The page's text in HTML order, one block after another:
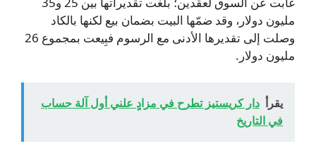
مليون دولار، وقد ضمّها البيت بضمان بيع لكنها بالكاد
وصلت إلى تقديرها الأدنى مع الرسوم فبِيعت بمجموع 26
مليون دولار.
يقرأ دار كريستيز تطرح في مزادٍ علني أول آلة حساب
في التاريخ